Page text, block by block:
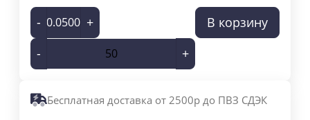
-
+
-
+
В корзину
Бесплатная доставка от 2500р до ПВЗ СДЭК